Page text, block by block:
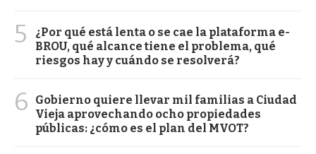
5
¿Por qué está lenta o se cae la plataforma e-
BROU, qué alcance tiene el problema, qué
riesgos hay y cuándo se resolverá?
6
Gobierno quiere llevar mil familias a Ciudad
Vieja aprovechando ocho propiedades
públicas: ¿cómo es el plan del MVOT?